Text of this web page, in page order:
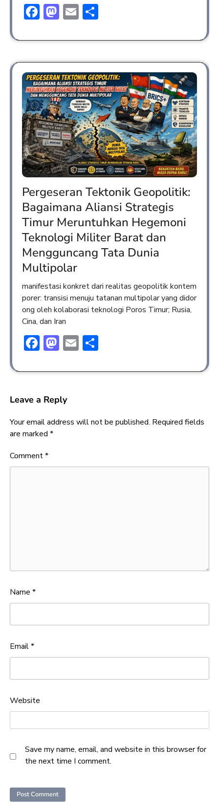
Facebook
Mastodon
Email
Pergeseran Tektonik Geopolitik:
Bagaimana Aliansi Strategis
Timur Meruntuhkan Hegemoni
Teknologi Militer Barat dan
Mengguncang Tata Dunia
Multipolar
manifestasi konkret dari realitas geopolitik kontem
porer: transisi menuju tatanan multipolar yang didor
ong oleh kolaborasi teknologi Poros Timur; Rusia,
Cina, dan Iran
Facebook
Mastodon
Email
Leave a Reply
Your email address will not be published. Required fields
are marked *
Comment*
Name *
Email*
Website
Save my name, email, and website in this browser for
the next time I comment.